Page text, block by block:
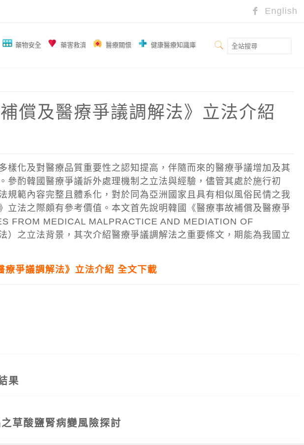
English
藥物安全 藥害救濟 醫療關懷 健康醫療知識庫
償及醫療爭議調解法》立法介紹
樣化及對醫療品質重要性之認知提高，伴隨而來的醫療爭議增加及其
參酌韓國醫療爭議訴外處理機制之立法與經驗，儘管其處於施行初
規範內容完整且體系化，對於同為亞洲國家且具有相似風俗民情之我
立法之際頗有參考價值。本文首先說明韓國《醫療事故補償及醫療爭
FROM MEDICAL MALPRACTICE AND MEDIATION OF
之立法背景，其次介紹醫療爭議調解法之重要條文，期能為我國立
爭議調解法》立法介紹 全文下載
果
草酸鹽腎病變風險探討